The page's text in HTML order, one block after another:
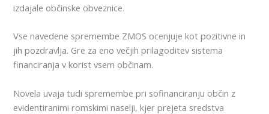
izdajale občinske obveznice.
Vse navedene spremembe ZMOS ocenjuje kot pozitivne in
jih pozdravlja. Gre za eno večjih prilagoditev sistema
financiranja v korist vsem občinam.
Novela uvaja tudi spremembe pri sofinanciranju občin z
evidentiranimi romskimi naselji, kjer prejeta sredstva